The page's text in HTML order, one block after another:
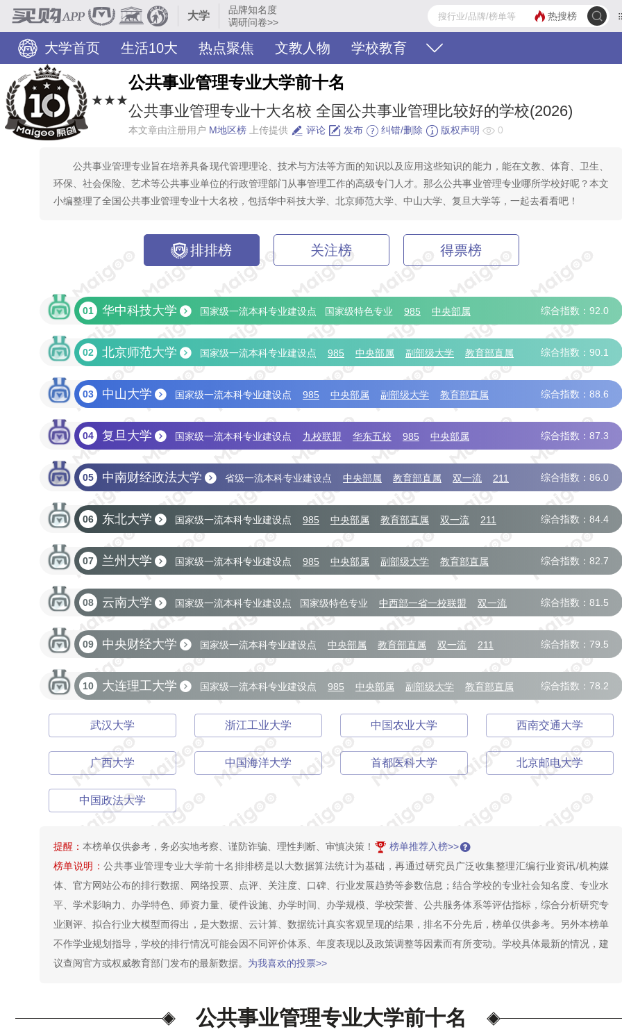
大学
品牌知名度
调研问卷>>
热搜榜
大学首页 生活10大 热点聚焦 文教人物 学校教育
★★★
公共事业管理专业大学前十名
公共事业管理专业十大名校 全国公共事业管理比较好的学校(2026)
本文章由注册用户 M地区榜 上传提供 评论 发布 纠错/删除 版权声明 0
公共事业管理专业旨在培养具备现代管理理论、技术与方法等方面的知识以及应用这些知识的能力，能在文教、体育、卫生、
环保、社会保险、艺术等公共事业单位的行政管理部门从事管理工作的高级专门人才。那么公共事业管理专业哪所学校好呢？本文
小编整理了全国公共事业管理专业十大名校，包括华中科技大学、北京师范大学、中山大学、复旦大学等，一起去看看吧！
排排榜 关注榜 得票榜
01 华中科技大学 国家级一流本科专业建设点 国家级特色专业 985 中央部属
副部级大学 教育部直属 双一流 211 省部共建
综合指数：92.0
02 北京师范大学 国家级一流本科专业建设点 985 中央部属 副部级大学 教育部直属
双一流 211 省部共建
综合指数：90.1
03 中山大学 国家级一流本科专业建设点 985 中央部属 副部级大学 教育部直属
双一流 211 省部共建
综合指数：88.6
04 复旦大学 国家级一流本科专业建设点 九校联盟 华东五校 985 中央部属
副部级大学 教育部直属 双一流 211 省部共建
综合指数：87.3
05 中南财经政法大学 省级一流本科专业建设点 中央部属 教育部直属 双一流 211
省部共建
综合指数：86.0
06 东北大学 国家级一流本科专业建设点 985 中央部属 教育部直属 双一流 211
省部共建
综合指数：84.4
07 兰州大学 国家级一流本科专业建设点‌ 985 中央部属 副部级大学 教育部直属
双一流 211 省部共建
综合指数：82.7
08 云南大学 国家级一流本科专业建设点 国家级特色专业 中西部一省一校联盟 双一流
211 中西部高校基础能力建设工程 省部共建
综合指数：81.5
09 中央财经大学 国家级一流本科专业建设点 中央部属 教育部直属 双一流 211
省部共建
综合指数：79.5
10 大连理工大学 国家级一流本科专业建设点 985 中央部属 副部级大学 教育部直属
卓越大学联盟 双一流 211 省部共建
综合指数：78.2
武汉大学 浙江工业大学 中国农业大学 西南交通大学
广西大学 中国海洋大学 首都医科大学 北京邮电大学
中国政法大学
提醒： 本榜单仅供参考，务必实地考察、谨防诈骗、理性判断、审慎决策！
榜单推荐入榜>>
榜单说明：公共事业管理专业大学前十名排排榜是以大数据算法统计为基础，再通过研究员广泛收集整理汇编行业资讯/机构媒
体、官方网站公布的排行数据、网络投票、点评、关注度、口碑、行业发展趋势等参数信息；结合学校的专业社会知名度、专业水
平、学术影响力、办学特色、师资力量、硬件设施、办学时间、办学规模、学校荣誉、公共服务体系等评估指标，综合分析研究专
业测评、拟合行业大模型而得出，是大数据、云计算、数据统计真实客观呈现的结果，排名不分先后，榜单仅供参考。另外本榜单
不作学业规划指导，学校的排行情况可能会因不同评价体系、年度表现以及政策调整等因素而有所变动。学校具体最新的情况，建
议查阅官方或权威教育部门发布的最新数据。 为我喜欢的投票>>
公共事业管理专业大学前十名